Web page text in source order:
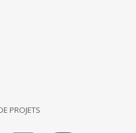
PROJETS